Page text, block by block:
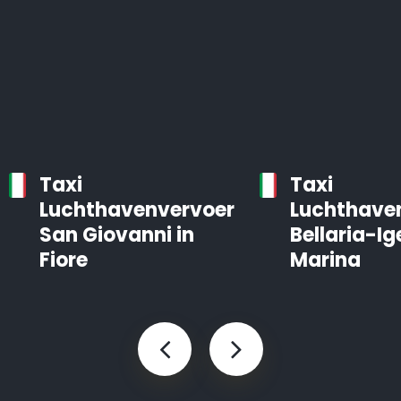
Taxi
Luchthavenvervoer
San Giovanni in
Fiore
Taxi
Bellaria-
Marina